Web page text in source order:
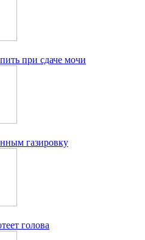
при сдаче мочи
газировку
голова